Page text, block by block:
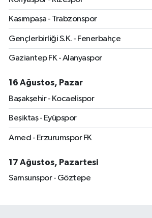
Kasımpaşa - Trabzonspor
Gençlerbirliği S.K. - Fenerbahçe
Gaziantep FK - Alanyaspor
16 Ağustos, Pazar
Başakşehir - Kocaelispor
Beşiktaş - Eyüpspor
Amed - Erzurumspor FK
17 Ağustos, Pazartesi
Samsunspor - Göztepe